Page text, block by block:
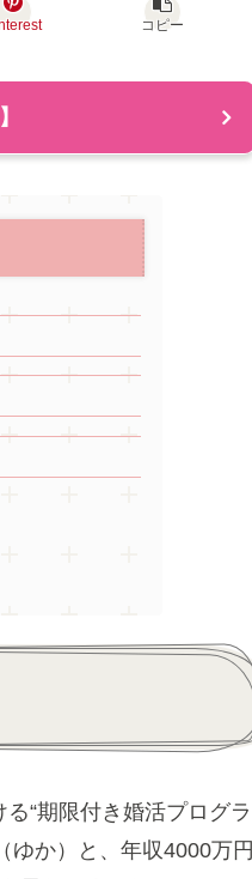
コピー
“期限付き婚活プログラ
ゆか）と、年収4000万円